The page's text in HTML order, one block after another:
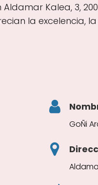
Kalea, 3,
la excelencia,
GoÑi